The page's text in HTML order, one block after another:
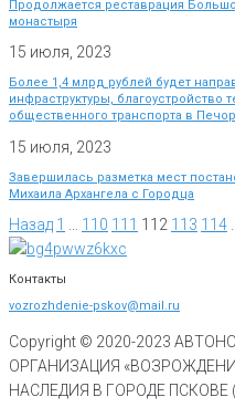
Продолжается реставрация
монастыря
15 июля, 2023
Более 1,4 млрд рублей будет
инфраструктуры, благоустройство
общественного транспорта в
15 июля, 2023
Завершилась разметка мест
Михаила Архангела с Городца
Назад 1 110 111 112 113 114
Контакты
vozrozhdenie-pskov@mail.ru
Copyright © 2020-2023
ОРГАНИЗАЦИЯ
НАСЛЕДИЯ В ГОРОДЕ